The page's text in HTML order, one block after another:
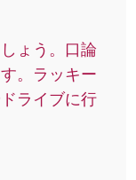
ょう。口論
。ラッキー
ライブに行